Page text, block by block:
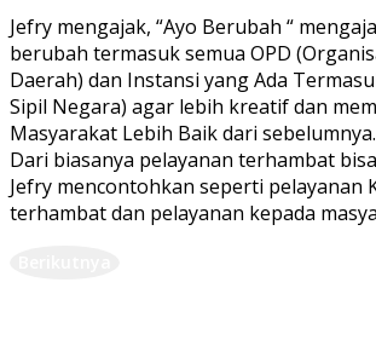
Jefry mengajak, “Ayo Berubah “
berubah termasuk semua OPD
Daerah) dan Instansi yang Ada
Sipil Negara) agar lebih kreatif dan
Masyarakat Lebih Baik dari sebelumnya.
Dari biasanya pelayanan terhambat
Jefry mencontohkan seperti pelayanan
terhambat dan pelayanan kepada